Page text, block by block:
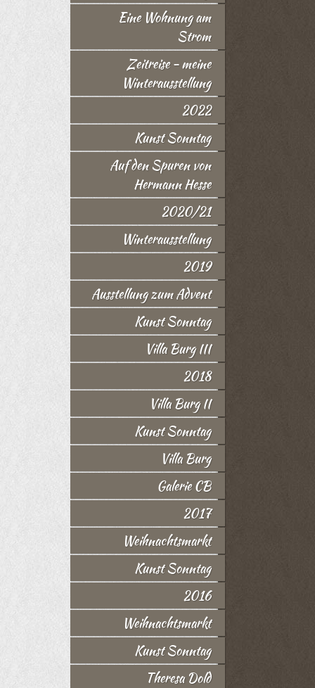
Eine Wohnung am
Strom
Zeitreise - meine
Winterausstellung
2022
Kunst Sonntag
Auf den Spuren von
Hermann Hesse
2020/21
Winterausstellung
2019
Ausstellung zum Advent
Kunst Sonntag
Villa Burg III
2018
Villa Burg II
Kunst Sonntag
Villa Burg
Galerie CB
2017
Weihnachtsmarkt
Kunst Sonntag
2016
Weihnachtsmarkt
Kunst Sonntag
Theresa Dold